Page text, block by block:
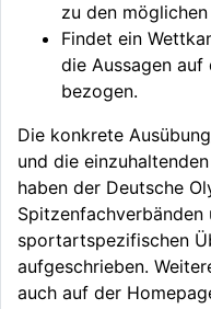
zu den
Findet ein
die Aussagen auf
bezogen.
Die konkrete
und die
haben der Deutsche
sportartspezifischen
aufgeschrieben.
auch auf der